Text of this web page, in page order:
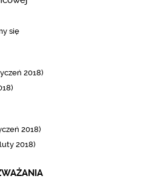
się
2018)
2018)
2018)